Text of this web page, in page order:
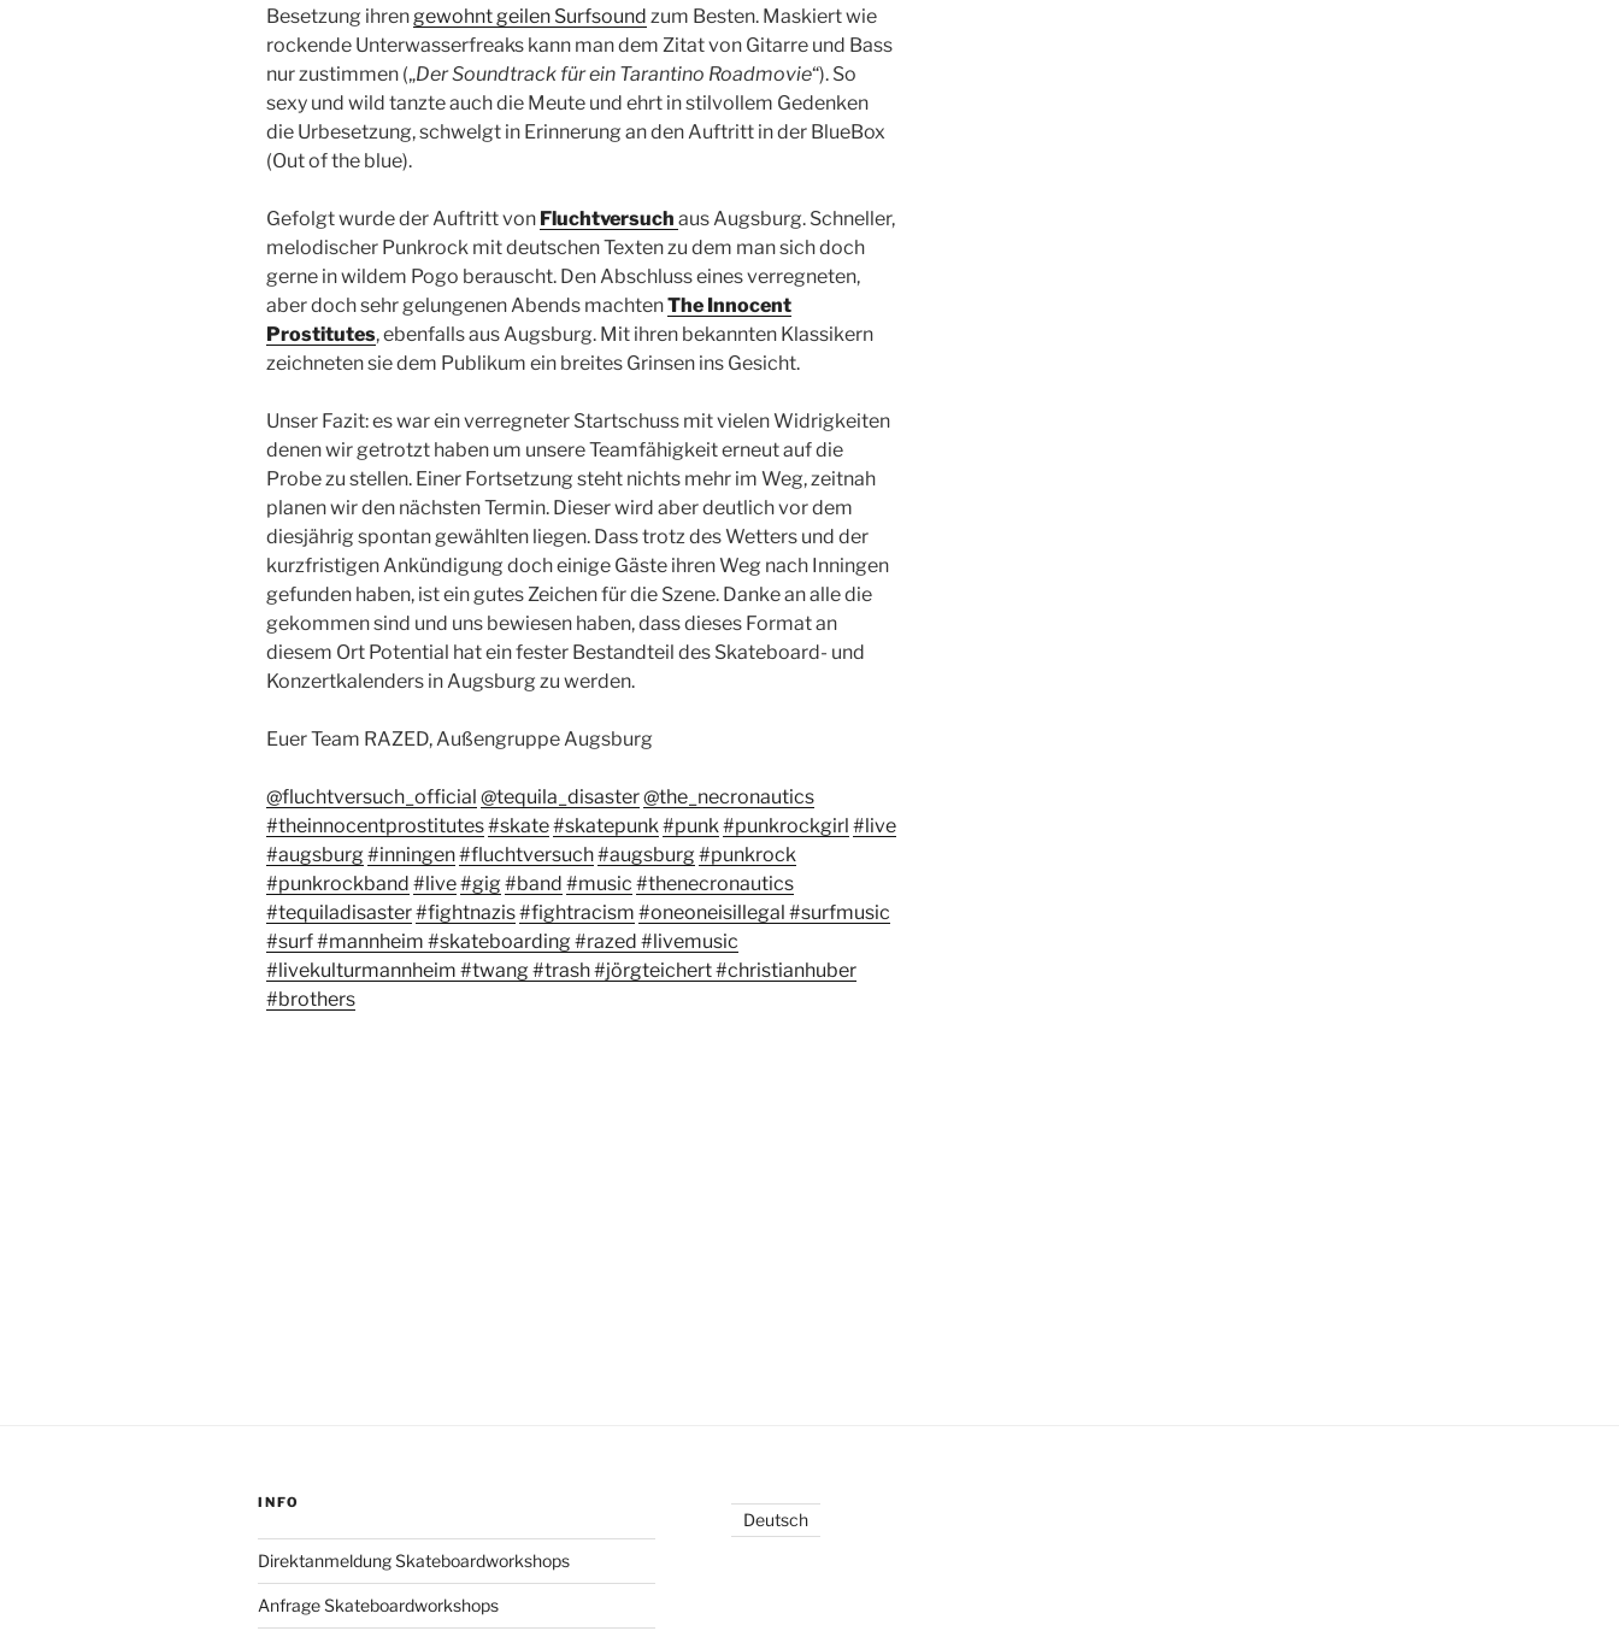
Besetzung ihren gewohnt geilen Surfsound zum Besten. Maskiert wie
rockende Unterwasserfreaks kann man dem Zitat von Gitarre und Bass
nur zustimmen („Der Soundtrack für ein Tarantino Roadmovie“). So
sexy und wild tanzte auch die Meute und ehrt in stilvollem Gedenken
die Urbesetzung, schwelgt in Erinnerung an den Auftritt in der BlueBox
(Out of the blue).
Gefolgt wurde der Auftritt von Fluchtversuch aus Augsburg. Schneller,
melodischer Punkrock mit deutschen Texten zu dem man sich doch
gerne in wildem Pogo berauscht. Den Abschluss eines verregneten,
aber doch sehr gelungenen Abends machtenThe Innocent
Prostitutes, ebenfalls aus Augsburg. Mit ihren bekannten Klassikern
zeichneten sie dem Publikum ein breites Grinsen ins Gesicht.
Unser Fazit: es war ein verregneter Startschuss mit vielen Widrigkeiten
denen wir getrotzt haben um unsere Teamfähigkeit erneut auf die
Probe zu stellen. Einer Fortsetzung steht nichts mehr im Weg, zeitnah
planen wir den nächsten Termin. Dieser wird aber deutlich vor dem
diesjährig spontan gewählten liegen. Dass trotz des Wetters und der
kurzfristigen Ankündigung doch einige Gäste ihren Weg nach Inningen
gefunden haben, ist ein gutes Zeichen für die Szene. Danke an alle die
gekommen sind und uns bewiesen haben, dass dieses Format an
diesem Ort Potential hat ein fester Bestandteil des Skateboard- und
Konzertkalenders in Augsburg zu werden.
Euer Team RAZED, Außengruppe Augsburg
@fluchtversuch_official @tequila_disaster@the_necronautics
#theinnocentprostitutes#skate#skatepunk #punk #punkrockgirl #live
#augsburg#inningen#fluchtversuch#augsburg#punkrock
#punkrockband #live#gig#band #music #thenecronautics
#tequiladisaster#fightnazis#fightracism #oneoneisillegal #surfmusic
#surf#mannheim #skateboarding#razed #livemusic
#livekulturmannheim #twang#trash#jörgteichert#christianhuber
#brothers
INFO
Direktanmeldung Skateboardworkshops
Anfrage Skateboardworkshops
Deutsch